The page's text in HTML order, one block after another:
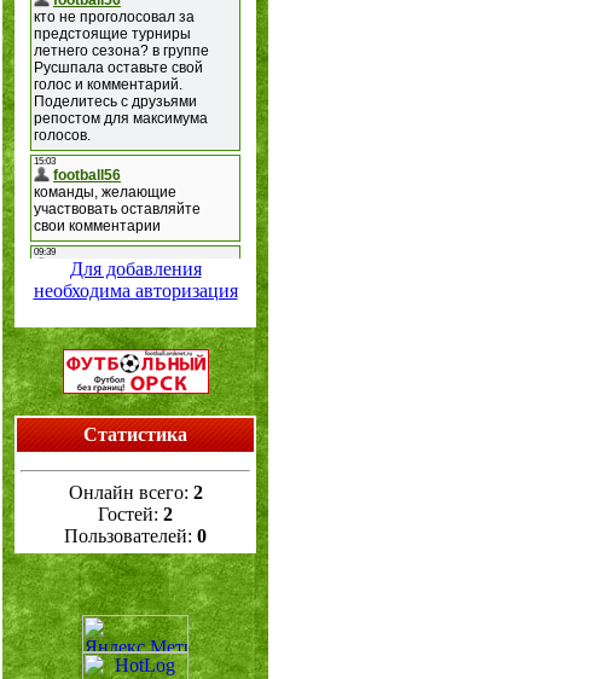
Для добавления
необходима авторизация
Статистика
Онлайн всего: 2
Гостей: 2
Пользователей: 0